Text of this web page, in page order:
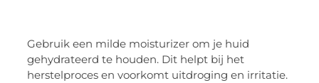
Gebruik een milde moisturizer om je huid
gehydrateerd te houden. Dit helpt bij het
herstelproces en voorkomt uitdroging en irritatie.